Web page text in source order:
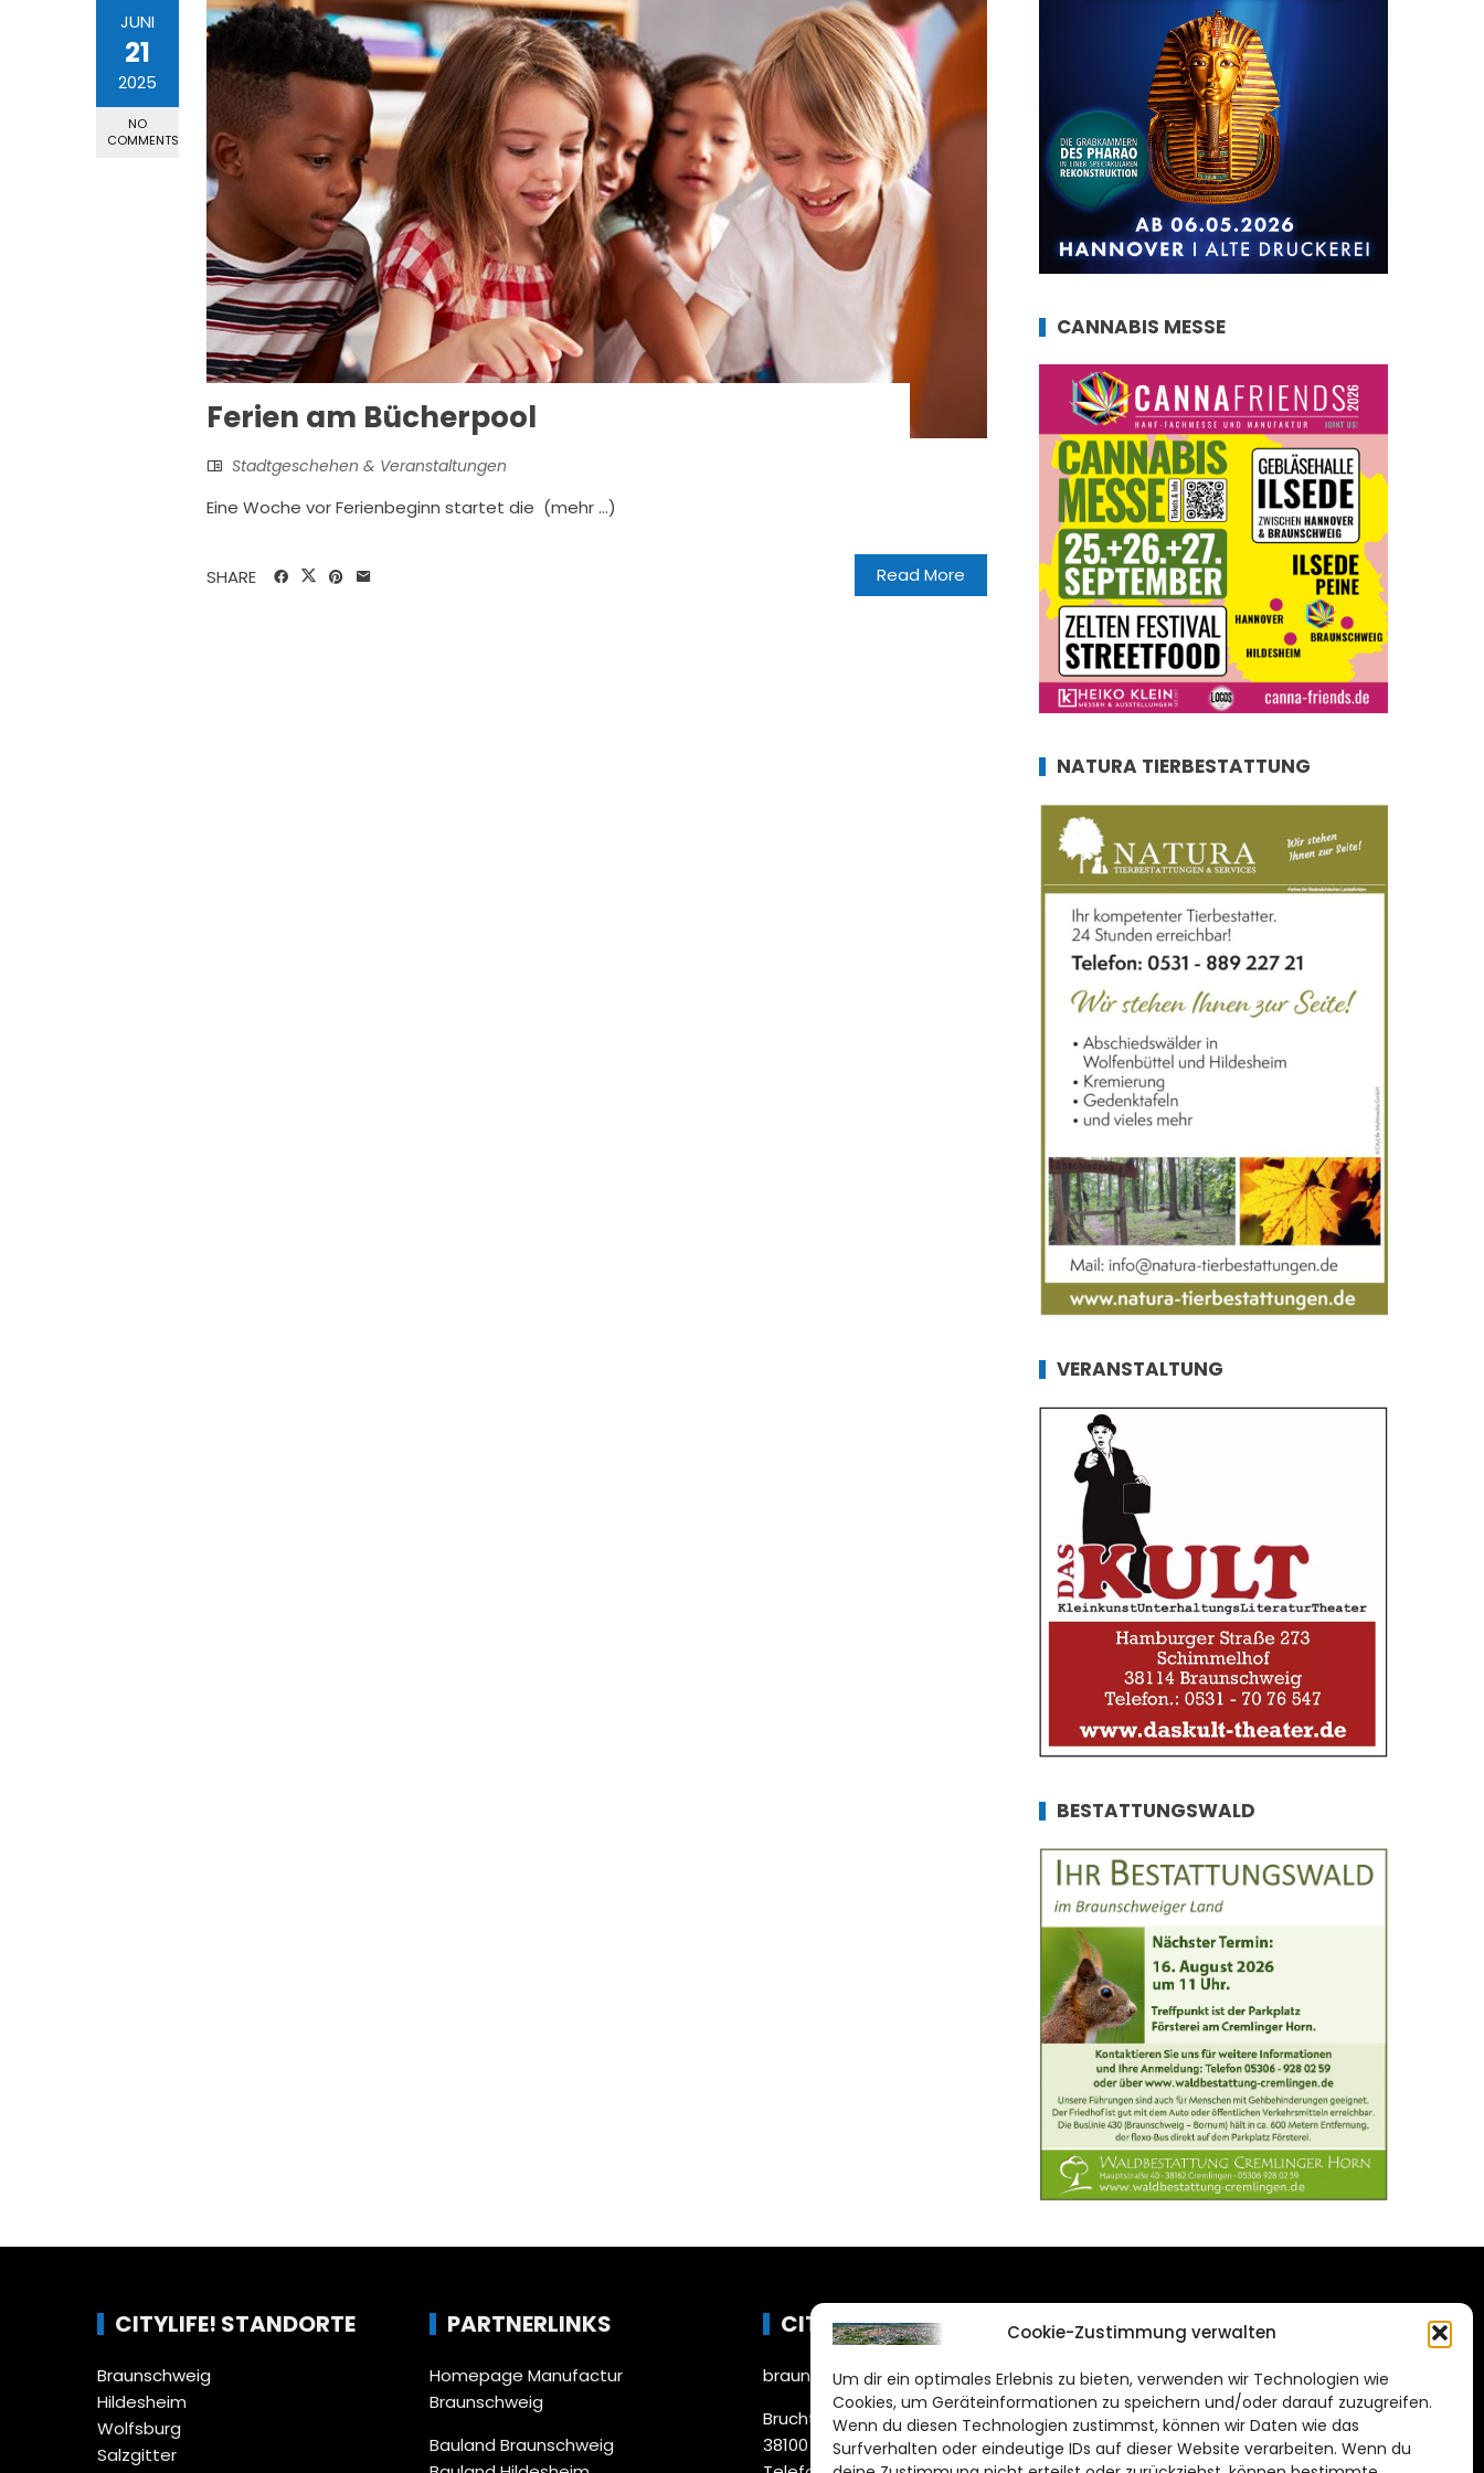
Cookie-Zustimmung verwalten
Um dir ein optimales Erlebnis zu bieten, verwenden wir Technologien wie
Cookies, um Geräteinformationen zu speichern und/oder darauf zuzugreifen.
Wenn du diesen Technologien zustimmst, können wir Daten wie das
Surfverhalten oder eindeutige IDs auf dieser Website verarbeiten. Wenn du
JUNI
21
2025
NO
COMMENTS
Ferien am Bücherpool
Stadtgeschehen & Veranstaltungen
Eine Woche vor Ferienbeginn startet die (mehr …)
Read More
SHARE
CANNABIS MESSE
NATURA TIERBESTATTUNG
VERANSTALTUNG
BESTATTUNGSWALD
CITYLIFE! STANDORTE
Braunschweig
Hildesheim
Wolfsburg
Salzgitter
PARTNERLINKS
Homepage Manufactur
Braunschweig
Bauland Braunschweig
CITYLIFE!
braunschweig@citylifemedien.de
Bruchtorwall 12
38100 Braunschweig
DAS STADTMAGAZIN
FÜR BRAUNSCHWEIG
Impressum
Datenschutzerklärung
Cookie Richtlinie